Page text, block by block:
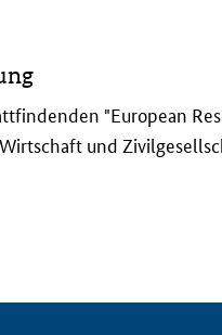
"European
und